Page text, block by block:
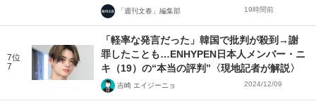
「週刊文春」編集部 19時間前
7位
7
「軽率な発言だった」韓国で批判が殺到→謝
罪したことも…ENHYPEN日本人メンバー・ニ
キ（19）の“本当の評判”〈現地記者が解説〉
吉崎 エイジーニョ 2024/12/09